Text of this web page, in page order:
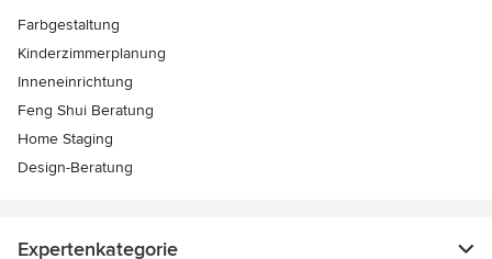
Farbgestaltung
Kinderzimmerplanung
Inneneinrichtung
Feng Shui Beratung
Home Staging
Design-Beratung
Expertenkategorie